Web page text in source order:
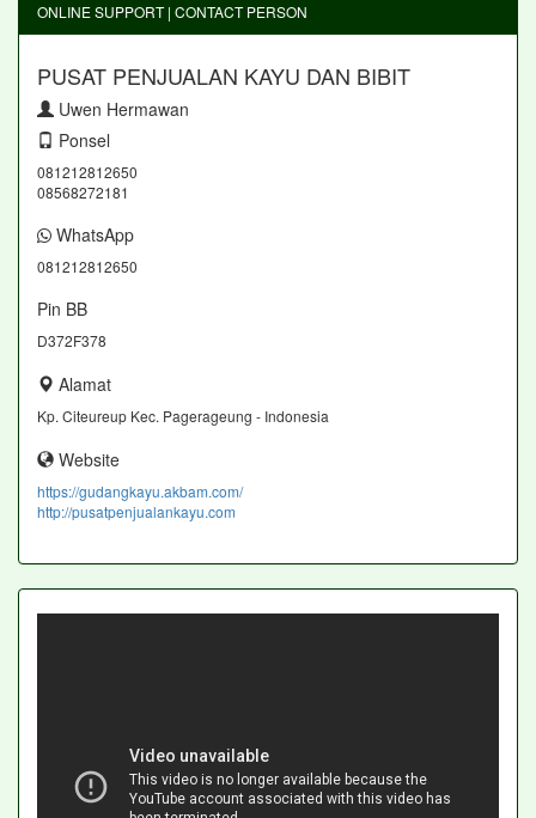
ONLINE SUPPORT | CONTACT PERSON
PUSAT PENJUALAN KAYU DAN BIBIT
Uwen Hermawan
Ponsel
081212812650
08568272181
WhatsApp
081212812650
Pin BB
D372F378
Alamat
Kp. Citeureup Kec. Pagerageung - Indonesia
Website
https://gudangkayu.akbam.com/
http://pusatpenjualankayu.com